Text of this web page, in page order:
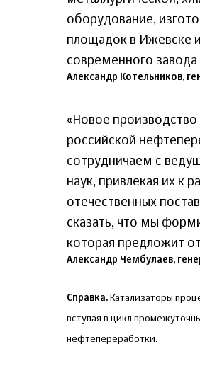
оборудование,
площадок в Ижевске
современного завода
Александр Котельников,
«Новое
российской
сотрудничаем с
наук, привлекая их к
отечественных
сказать, что мы
которая предложит
Александр Чембулаев,
Справка. Катализаторы
вступая в цикл
нефтепереработки.